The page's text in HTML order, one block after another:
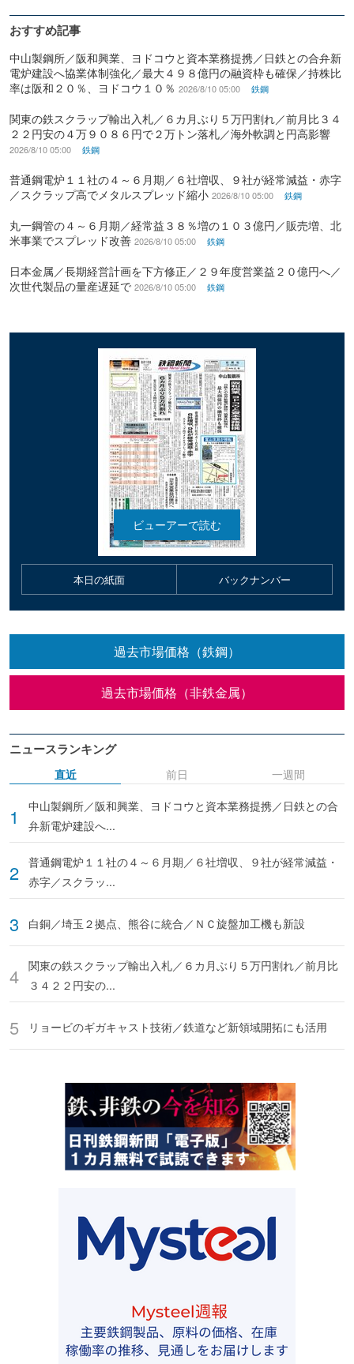
おすすめ記事
中山製鋼所／阪和興業、ヨドコウと資本業務提携／日鉄との合弁新
電炉建設へ協業体制強化／最大４９８億円の融資枠も確保／持株比
率は阪和２０％、ヨドコウ１０％ 2026/8/10 05:00 鉄鋼
関東の鉄スクラップ輸出入札／６カ月ぶり５万円割れ／前月比３４
２２円安の４万９０８６円で２万トン落札／海外軟調と円高影響
2026/8/10 05:00 鉄鋼
普通鋼電炉１１社の４～６月期／６社増収、９社が経常減益・赤字
／スクラップ高でメタルスプレッド縮小 2026/8/10 05:00 鉄鋼
丸一鋼管の４～６月期／経常益３８％増の１０３億円／販売増、北
米事業でスプレッド改善 2026/8/10 05:00 鉄鋼
日本金属／長期経営計画を下方修正／２９年度営業益２０億円へ／
次世代製品の量産遅延で 2026/8/10 05:00 鉄鋼
本日の紙面 バックナンバー
過去市場価格（鉄鋼）
過去市場価格（非鉄金属）
ニュースランキング
直近
中山製鋼所／阪和興業、ヨドコウと資本業務提携／日鉄との合
弁新電炉建設へ...
普通鋼電炉１１社の４～６月期／６社増収、９社が経常減益・
赤字／スクラッ...
白銅／埼玉２拠点、熊谷に統合／ＮＣ旋盤加工機も新設
関東の鉄スクラップ輸出入札／６カ月ぶり５万円割れ／前月比
３４２２円安の...
リョービのギガキャスト技術／鉄道など新領域開拓にも活用
前日 一週間